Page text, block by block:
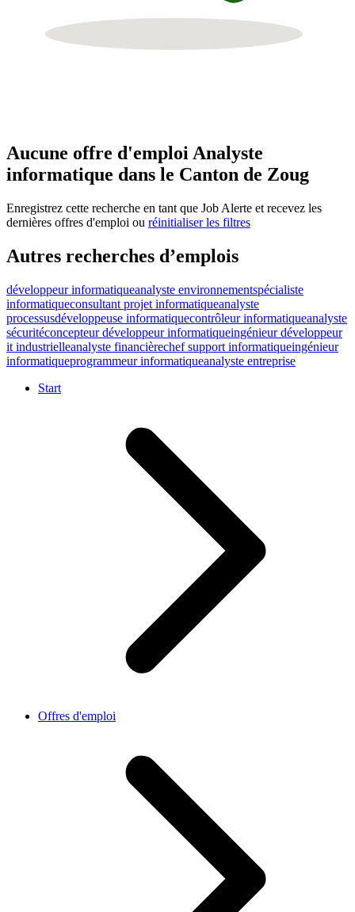
Aucune offre d'emploi Analyste
informatique dans le Canton de Zoug
Enregistrez cette recherche en tant que Job Alerte et recevez les
dernières offres d'emploi ou réinitialiser les filtres
Autres recherches d’emplois
développeur informatiqueanalyste environnementspécialiste
informatiqueconsultant projet informatiqueanalyste
processusdéveloppeuse informatiquecontrôleur informatiqueanalyste
sécuritéconcepteur développeur informatiqueingénieur développeur
it industrielleanalyste financièrechef support informatiqueingénieur
informatiqueprogrammeur informatiqueanalyste entreprise
Start
Offres d'emploi